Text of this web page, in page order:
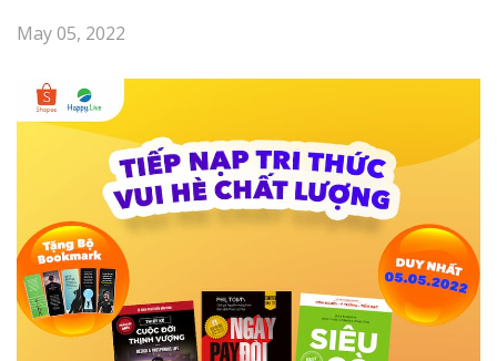
May 05, 2022